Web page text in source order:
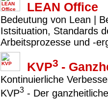
LEAN Office
Bedeutung von Lean |
Istsituation, Standards
Arbeitsprozesse und -
KVP3 -
Kontinuierliche
KVP3 - Der